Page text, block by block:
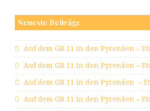
Neueste Beiträge
Auf dem GR 11 in den Pyrenäen –
Auf dem GR 11 in den Pyrenäen –
Auf dem GR 11 in den Pyrenäen –
Auf dem GR 11 in den Pyrenäen –